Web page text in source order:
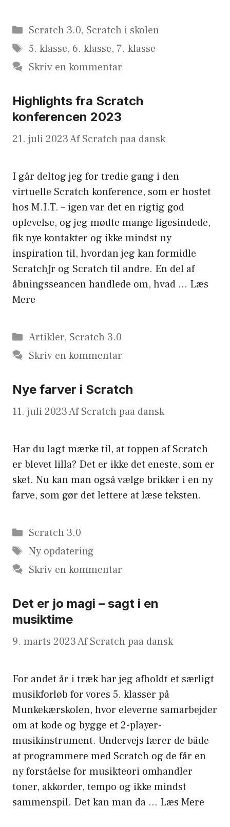
Kategorier
Scratch 3.0, Scratch i skolen
Tags
5. klasse, 6. klasse, 7. klasse
Skriv en kommentar
Highlights fra Scratch
konferencen 2023
21. juli 2023AfScratch paa dansk
I går deltog jeg for tredie gang i den
virtuelle Scratch konference, som er hostet
hos M.I.T. – igen var det en rigtig god
oplevelse, og jeg mødte mange ligesindede,
fik nye kontakter og ikke mindst ny
inspiration til, hvordan jeg kan formidle
ScratchJr og Scratch til andre. En del af
åbningsseancen handlede om, hvad … Læs
Mere
Kategorier
Artikler, Scratch 3.0
Skriv en kommentar
Nye farver i Scratch
11. juli 2023AfScratch paa dansk
Har du lagt mærke til, at toppen af Scratch
er blevet lilla? Det er ikke det eneste, som er
sket. Nu kan man også vælge brikker i en ny
farve, som gør det lettere at læse teksten.
Kategorier
Scratch 3.0
Tags
Ny opdatering
Skriv en kommentar
Det er jo magi – sagt i en
musiktime
9. marts 2023AfScratch paa dansk
For andet år i træk har jeg afholdt et særligt
musikforløb for vores 5. klasser på
Munkekærskolen, hvor eleverne samarbejder
om at kode og bygge et 2-player-
musikinstrument. Undervejs lærer de både
at programmere med Scratch og de får en
ny forståelse for musikteori omhandler
toner, akkorder, tempo og ikke mindst
sammenspil. Det kan man da … Læs Mere